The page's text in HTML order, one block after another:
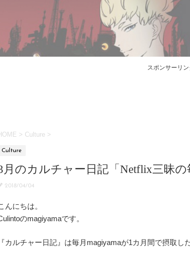
スポンサーリン
> Culture >
Culture
月のカルチャー日記「Netflix三昧の
2018/04/04
んにちは。
のmagiyamaです。
『カルチャー日記』は毎月magiyamaが1カ月間で摂取し